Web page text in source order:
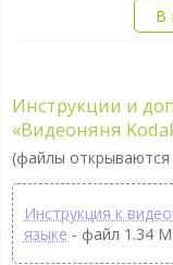
В
Инструкции и
«Видеоняня
(файлы
Инструкция к
языке - файл 1.34